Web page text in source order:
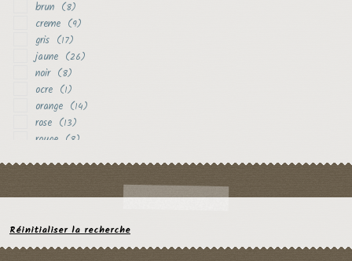
brun (8)
creme (9)
gris (17)
jaune (26)
noir (8)
ocre (1)
orange (14)
rose (13)
rouge (8)
Réinitialiser la recherche